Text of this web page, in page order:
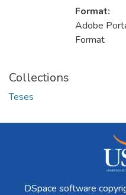
Format:
Adobe
Format
Collections
Teses
DSpace software